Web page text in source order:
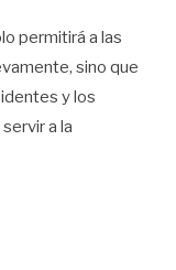
permitirá a las
sino que
y los
a la